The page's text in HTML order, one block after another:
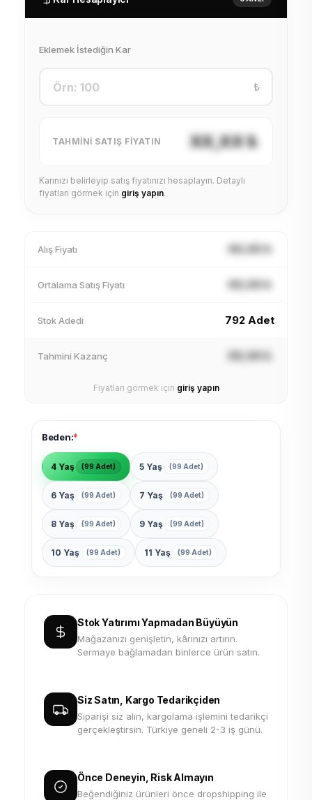
Eklemek İstediğin Kar
₺
TAHMINI SATIŞ FIYATIN XX,XX ₺
Karınızı belirleyip satış fiyatınızı hesaplayın. Detaylı
fiyatları görmek için giriş yapın.
Alış Fiyatı XX,XX ₺
Ortalama Satış Fiyatı XX,XX ₺
Stok Adedi 792 Adet
Tahmini Kazanç XX,XX ₺
Fiyatları görmek için giriş yapın
Beden:*
4 Yaş (99 Adet) 5 Yaş (99 Adet)
6 Yaş (99 Adet) 7 Yaş (99 Adet)
8 Yaş (99 Adet) 9 Yaş (99 Adet)
10 Yaş (99 Adet) 11 Yaş (99 Adet)
Stok Yatırımı Yapmadan Büyüyün
Mağazanızı genişletin, kârınızı artırın.
Sermaye bağlamadan binlerce ürün satın.
Siz Satın, Kargo Tedarikçiden
Siparişi siz alın, kargolama işlemini tedarikçi
gerçekleştirsin. Türkiye geneli 2-3 iş günü.
Önce Deneyin, Risk Almayın
Beğendiğiniz ürünleri önce dropshipping ile